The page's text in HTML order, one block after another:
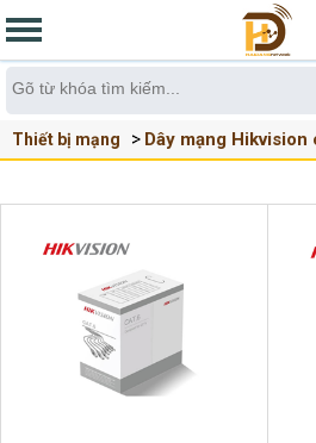
Thiết bị mạng Dây mạng Hikvision